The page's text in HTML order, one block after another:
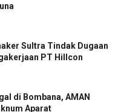
Sultra Tindak Dugaan
PT Hillcon
di Bombana, AMAN
Aparat